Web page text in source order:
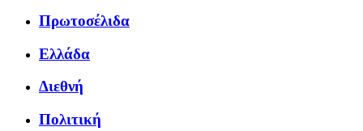
Πρωτοσέλιδα
Ελλάδα
Διεθνή
Πολιτική